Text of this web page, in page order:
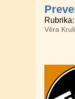
Rubrika
Věra